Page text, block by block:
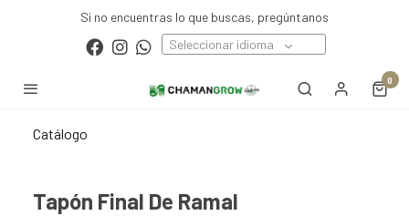
Si no encuentras lo que buscas, pregúntanos
Seleccionar idioma
0
Catálogo
Tapón Final De Ramal